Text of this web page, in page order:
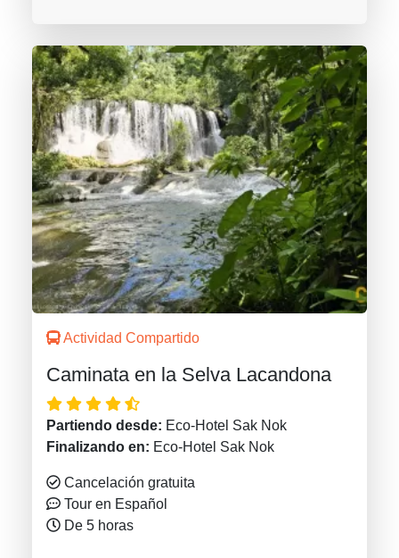
Actividad Compartido
Caminata en la Selva Lacandona
Partiendo desde: Eco-Hotel Sak Nok
Finalizando en: Eco-Hotel Sak Nok
Cancelación gratuita
Tour en Español
De 5 horas